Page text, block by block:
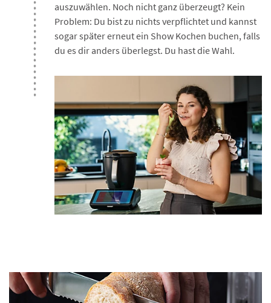
auszuwählen. Noch nicht ganz überzeugt? Kein
Problem: Du bist zu nichts verpflichtet und kannst
sogar später erneut ein Show Kochen buchen, falls
du es dir anders überlegst. Du hast die Wahl.